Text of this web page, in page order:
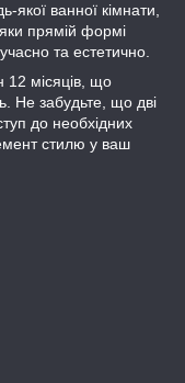
якої ванної кімнати,
прямій формі
та естетично.
12 місяців, що
Не забудьте, що дві
до необхідних
стилю у ваш